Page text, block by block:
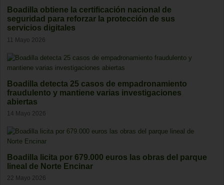
Boadilla obtiene la certificación nacional de
seguridad para reforzar la protección de sus
servicios digitales
11 Mayo 2026
Boadilla detecta 25 casos de empadronamiento
fraudulento y mantiene varias investigaciones
abiertas
14 Mayo 2026
Boadilla licita por 679.000 euros las obras del parque
lineal de Norte Encinar
22 Mayo 2026